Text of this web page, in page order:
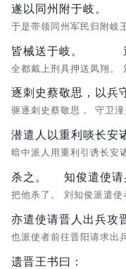
遂以同州附于岐。
于是带领同州军民归附岐
皆械送于岐。
全都戴上刑具押送凤翔。
逐刺史蔡敬思，
驱逐刺史蔡敬思，
以兵
守卫潼
潜遣人以重利啖长安
暗中派人用重利引诱长安
杀之。
把他杀了。
知俊遣使请
刘知俊派遣使
亦遣使请晋人出兵攻
也派使者前往晋阳请求出
遗晋王书曰：